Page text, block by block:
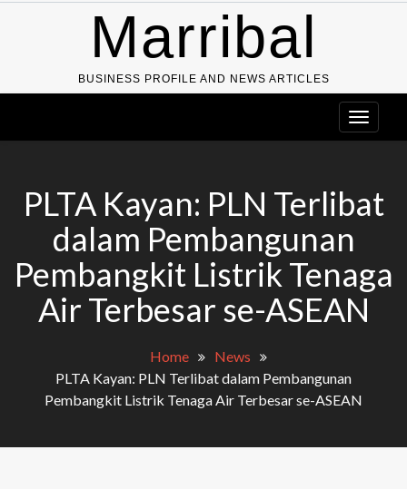
Marribal
BUSINESS PROFILE AND NEWS ARTICLES
PLTA Kayan: PLN Terlibat
dalam Pembangunan
Pembangkit Listrik Tenaga
Air Terbesar se-ASEAN
Home
News
PLTA Kayan: PLN Terlibat dalam Pembangunan
Pembangkit Listrik Tenaga Air Terbesar se-ASEAN